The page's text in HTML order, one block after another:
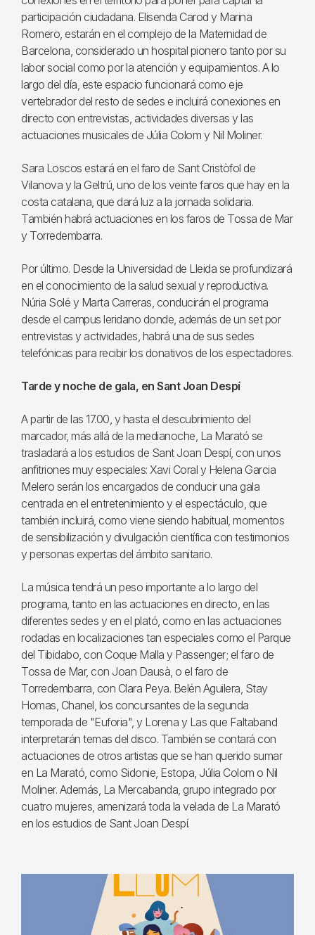
participación ciudadana. Elisenda Carod y Marina
Romero, estarán en el complejo de la Maternidad de
Barcelona, considerado un hospital pionero tanto por su
labor social como por la atención y equipamientos. A lo
largo del día, este espacio funcionará como eje
vertebrador del resto de sedes e incluirá conexiones en
directo con entrevistas, actividades diversas y las
actuaciones musicales de Júlia Colom y Nil Moliner.
Sara Loscos estará en el faro de Sant Cristòfol de
Vilanova y la Geltrú, uno de los veinte faros que hay en la
costa catalana, que dará luz a la jornada solidaria.
También habrá actuaciones en los faros de Tossa de Mar
y Torredembarra.
Por último. Desde la Universidad de Lleida se profundizará
en el conocimiento de la salud sexual y reproductiva.
Núria Solé y Marta Carreras, conducirán el programa
desde el campus leridano donde, además de un set por
entrevistas y actividades, habrá una de sus sedes
telefónicas para recibir los donativos de los espectadores.
Tarde y noche de gala, en Sant Joan Despí
A partir de las 17.00, y hasta el descubrimiento del
marcador, más allá de la medianoche, La Marató se
trasladará a los estudios de Sant Joan Despí, con unos
anfitriones muy especiales: Xavi Coral y Helena Garcia
Melero serán los encargados de conducir una gala
centrada en el entretenimiento y el espectáculo, que
también incluirá, como viene siendo habitual, momentos
de sensibilización y divulgación científica con testimonios
y personas expertas del ámbito sanitario.
La música tendrá un peso importante a lo largo del
programa, tanto en las actuaciones en directo, en las
diferentes sedes y en el plató, como en las actuaciones
rodadas en localizaciones tan especiales como el Parque
del Tibidabo, con Coque Malla y Passenger; el faro de
Tossa de Mar, con Joan Dausà, o el faro de
Torredembarra, con Clara Peya. Belén Aguilera, Stay
Homas, Chanel, los concursantes de la segunda
temporada de "Euforia", y Lorena y Las que Faltaband
interpretarán temas del disco. También se contará con
actuaciones de otros artistas que se han querido sumar
en La Marató, como Sidonie, Estopa, Júlia Colom o Nil
Moliner. Además, La Mercabanda, grupo integrado por
cuatro mujeres, amenizará toda la velada de La Marató
en los estudios de Sant Joan Despí.